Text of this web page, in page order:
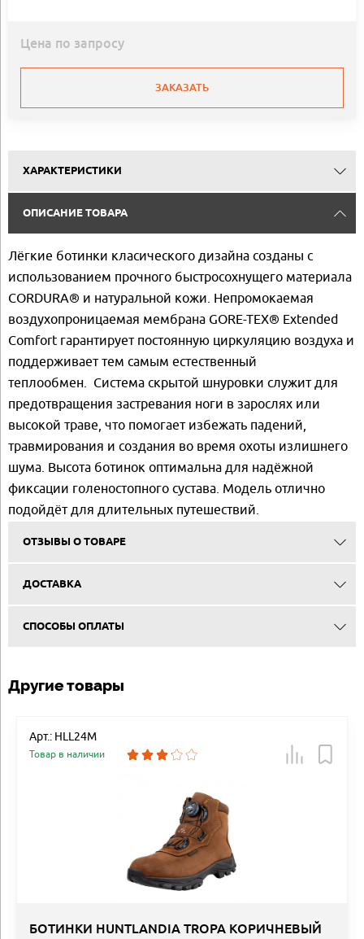
Цена по запросу
ЗАКАЗАТЬ
ХАРАКТЕРИСТИКИ
ОПИСАНИЕ ТОВАРА
Лёгкие ботинки класического дизайна созданы с
использованием прочного быстросохнущего материала
CORDURA® и натуральной кожи. Непромокаемая
воздухопроницаемая мембрана GORE-TEX® Extended
Comfort гарантирует постоянную циркуляцию воздуха и
поддерживает тем самым естественный
теплообмен. Система скрытой шнуровки служит для
предотвращения застревания ноги в зарослях или
высокой траве, что помогает избежать падений,
травмирования и создания во время охоты излишнего
шума. Высота ботинок оптимальна для надёжной
фиксации голеностопного сустава. Модель отлично
подойдёт для длительных путешествий.
ОТЗЫВЫ О ТОВАРЕ
ДОСТАВКА
СПОСОБЫ ОПЛАТЫ
Другие товары
Арт.: HLL24M
Товар в наличии
БОТИНКИ HUNTLANDIA TROPA КОРИЧНЕВЫЙ